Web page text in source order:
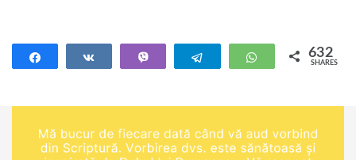
regret mai apoi că
am votat anume
anticipat pentru
răspunsurile dvs.
Având în vedere că
Telegram WhatsApp
632
SHARES